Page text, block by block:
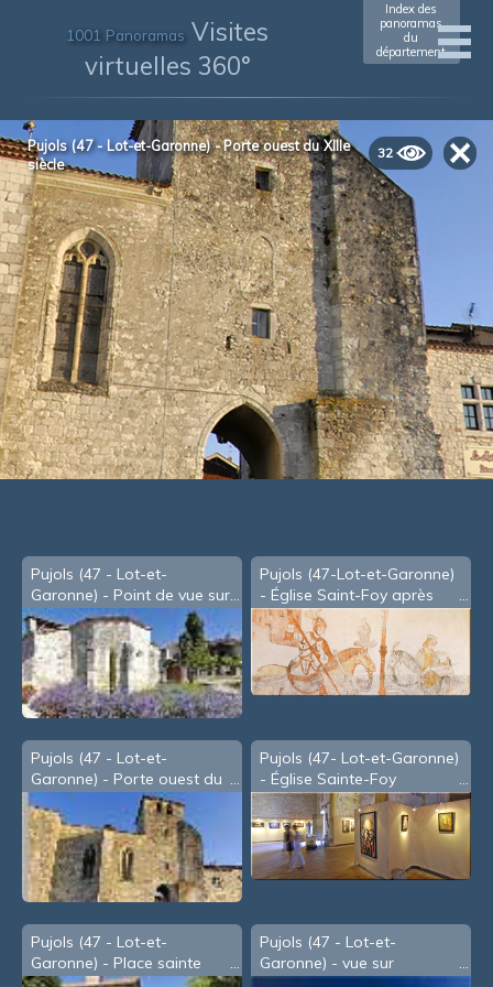
1001 Panoramas Visites
virtuelles 360°
Index des
panoramas
du
département
32
Pujols (47 - Lot-et-Garonne) - Porte ouest du XIIIe
siècle
Pujols (47 - Lot-et-
Garonne) - Point de vue sur
la Vallée du Mail
Pujols (47-Lot-et-Garonne)
- Église Saint-Foy après
restauration des peintures
murales (2019)
Pujols (47 - Lot-et-
Garonne) - Porte ouest du
XIIIe siècle
Pujols (47- Lot-et-Garonne)
- Église Sainte-Foy
transformée en espace
d'exposition
Pujols (47 - Lot-et-
Garonne) - Place sainte
Pujols (47 - Lot-et-
Garonne) - vue sur